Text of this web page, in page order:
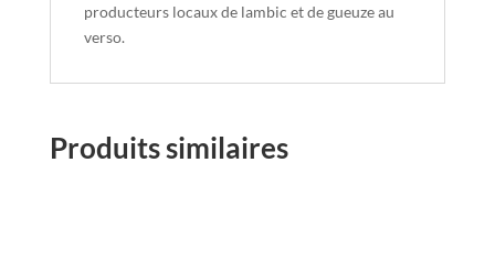
producteurs locaux de lambic et de gueuze au
verso.
Produits similaires